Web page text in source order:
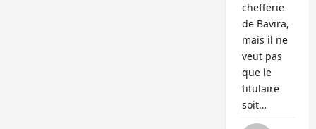
chefferie
de Bavira,
mais il ne
veut pas
que le
titulaire
soit…